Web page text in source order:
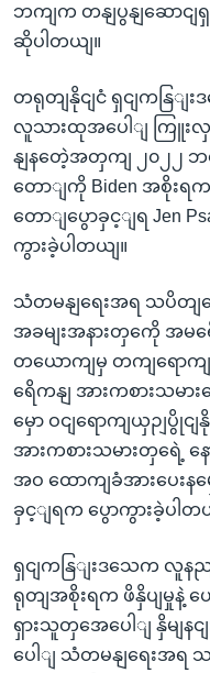
ဘကျက တနျပွနျဆောင
ဆိုပါတယျ။
တရုတျနိုငျငံ ရှငျကနြျ
လူသားထုအပေါျ ကြူး
နျနတေဲ့အတှကျ ၂၀၂၂ ဘ
တောျကို Biden အစိုးရ
တောျပွောခှင့ျရ Jen
ကွားခဲ့ပါတယျ။
သံတမနျရေးအရ သပိတ
အခမျးအနားတှကေို အမ
တယောကျမှ တကျရောက
ရေိကနျ အားကစားသမာ
မှော ဝငျရောကျယှဉျပွိုင
အားကစားသမားတှရေဲ့ နေ
အဝ ထောကျခံအားပေး
ခှင့ျရက ပွောကွားခဲ့ပါတ
ရှငျကနြျးဒသေက လူနည
ရုတျအစိုးရက ဖိနှိပျမှုနဲ့ ဟ
ရှားသူတှအေပေါျ နှိမျန
ပေါျ သံတမနျရေးအရ